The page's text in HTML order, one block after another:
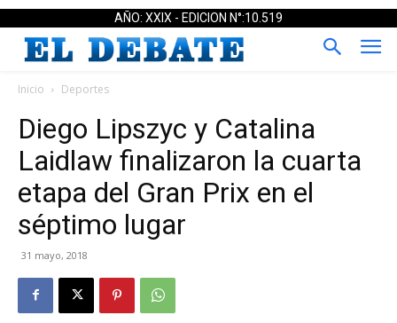
AÑO: XXIX - EDICION N°:10.519
Inicio Deportes
Diego Lipszyc y Catalina
Laidlaw finalizaron la cuarta
etapa del Gran Prix en el
séptimo lugar
31 mayo, 2018